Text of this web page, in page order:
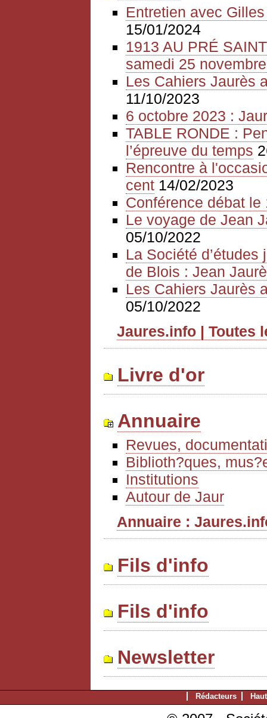
Entretien avec
15/01/2024
1913 AU PRÉ
samedi 25
Les Cahiers Jaurès
11/10/2023
6 octobre 2023 :
TABLE RONDE :
l’épreuve du temps
Rencontre à
cent 14/02/2023
Conférence débat
Le voyage de Jean
05/10/2022
La Société
de Blois : Jean
Les Cahiers Jaurès
05/10/2022
Jaures.info | Toutes
Livre d'or
Annuaire
Revues,
Biblioth?ques,
Institutions
Autour de Jaur
Annuaire :
Fils d'info
Fils d'info
Newsletter
Rédacteurs